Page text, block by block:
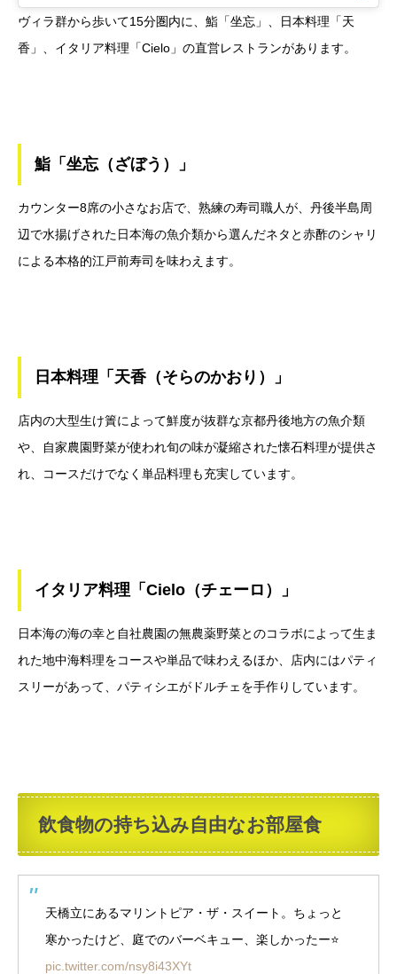
ヴィラ群から歩いて15分圏内に、鮨「坐忘」、日本料理「天
香」、イタリア料理「Cielo」の直営レストランがあります。
鮨「坐忘（ざぼう）」
カウンター8席の小さなお店で、熟練の寿司職人が、丹後半島周
辺で水揚げされた日本海の魚介類から選んだネタと赤酢のシャリ
による本格的江戸前寿司を味わえます。
日本料理「天香（そらのかおり）」
店内の大型生け簀によって鮮度が抜群な京都丹後地方の魚介類
や、自家農園野菜が使われ旬の味が凝縮された懐石料理が提供さ
れ、コースだけでなく単品料理も充実しています。
イタリア料理「Cielo（チェーロ）」
日本海の海の幸と自社農園の無農薬野菜とのコラボによって生ま
れた地中海料理をコースや単品で味わえるほか、店内にはパティ
スリーがあって、パティシエがドルチェを手作りしています。
飲食物の持ち込み自由なお部屋食
天橋立にあるマリントピア・ザ・スイート。ちょっと
寒かったけど、庭でのバーベキュー、楽しかったー⭐️
pic.twitter.com/nsy8i43XYt